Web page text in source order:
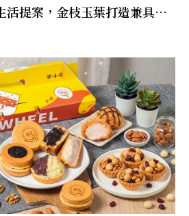
活提案，金枝玉葉打造兼具風
牌